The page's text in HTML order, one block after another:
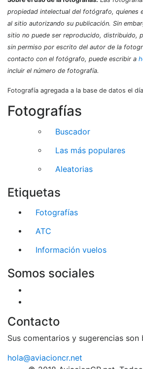
propiedad intelectual del fotógrafo, quienes
al sitio autorizando su publicación. Sin
sitio no puede ser reproducido, distribuido,
sin permiso por escrito del autor de la
contacto con el fotógrafo, puede escribir a
incluir el número de fotografía.
Fotografía agregada a la base de datos el
Fotografías
Buscador
Las más populares
Aleatorias
Etiquetas
Fotografías
ATC
Información vuelos
Somos sociales
Contacto
Sus comentarios y sugerencias son
hola@aviacioncr.net